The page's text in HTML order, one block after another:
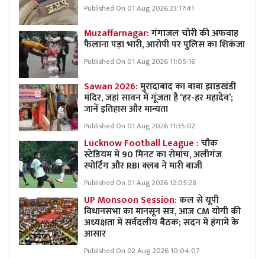
Published On 01 Aug 2026 23:17:41
Muzaffarnagar:गंगाजल चोरी की अफवाह
फैलाना पड़ा भारी, आरोपी पर पुलिस का शिकंजा
Published On 01 Aug 2026 11:05:16
Sawan 2026:मुरादाबाद का बाबा झाड़खंडी
मंदिर, जहां सावन में गूंजता है ‘हर-हर महादेव’;
जानें इतिहास और मान्यता
Published On 01 Aug 2026 11:35:02
Lucknow Football League :चौक
स्टेडियम में 90 मिनट का रोमांच, अलीगंज
स्पोर्टिंग और RBI क्लब ने मारी बाजी
Published On 01 Aug 2026 12:05:28
UP Monsoon Session:कल से यूपी
विधानसभा का मानसून सत्र, आज CM योगी की
अध्यक्षता में सर्वदलीय बैठक; सदन में हंगामे के
आसार
Published On 02 Aug 2026 10:04:07